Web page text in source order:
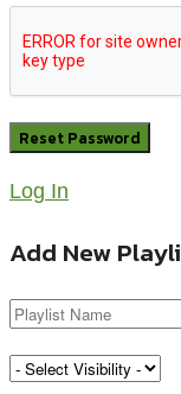
Log In
Add New